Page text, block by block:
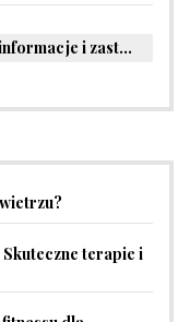
Zgrzewanie punktowe: Kluczowe informacje i zastosowania w przemyśle
terapie i